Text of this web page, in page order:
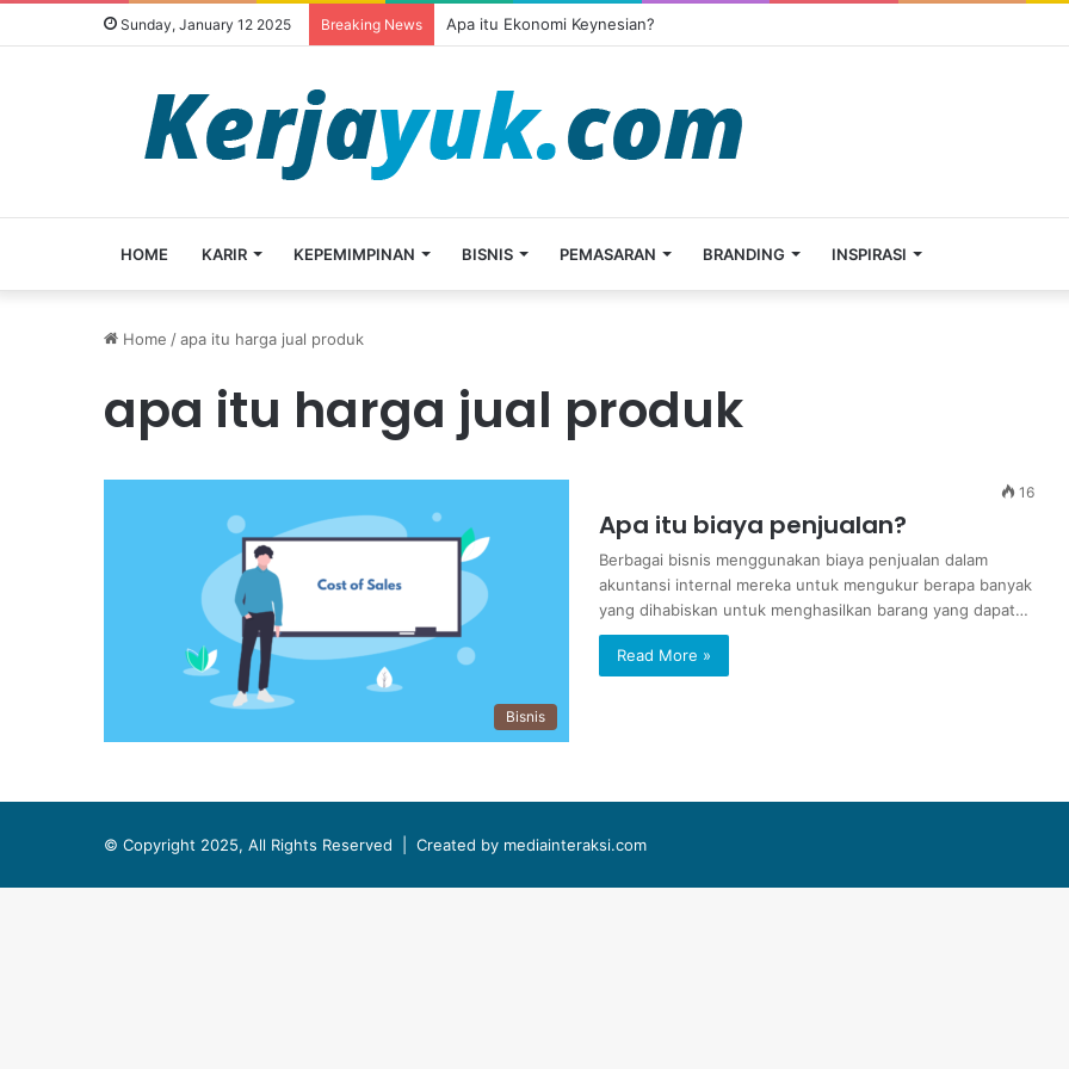
Sunday, January 12 2025 Breaking News Apa itu Ekonomi Keynesian?
HOME KARIR KEPEMIMPINAN BISNIS PEMASARAN BRANDING INSPIRASI
Home /apa itu harga jual produk
apa itu harga jual produk
Bisnis
16
Apa itu biaya penjualan?
Berbagai bisnis menggunakan biaya penjualan dalam
akuntansi internal mereka untuk mengukur berapa banyak
yang dihabiskan untuk menghasilkan barang yang dapat…
Read More »
© Copyright 2025, All Rights Reserved | Created by mediainteraksi.com